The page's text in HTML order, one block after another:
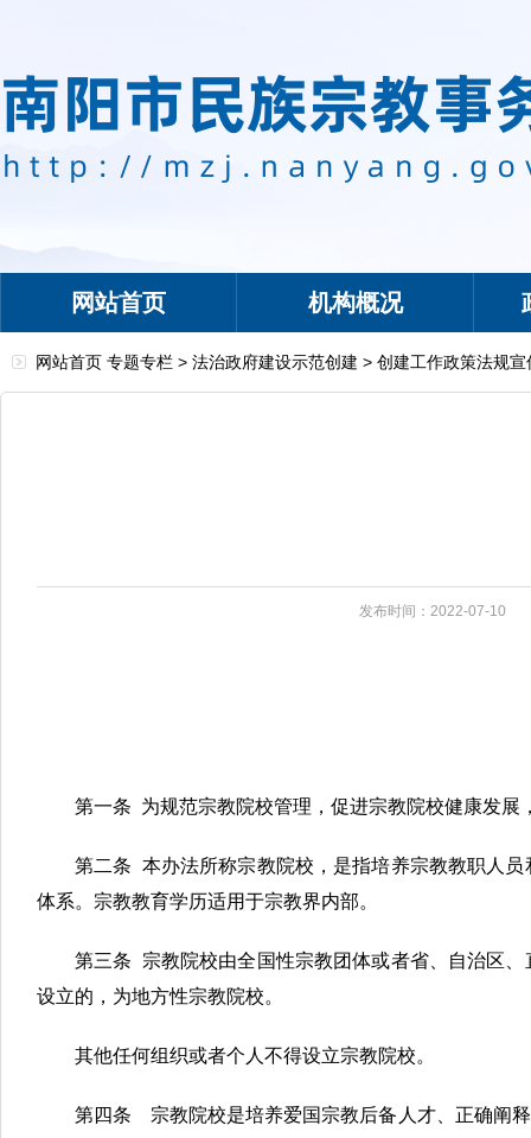
网站首页 机构概况
网站首页 专题专栏 > 法治政府建设示范创建 > 创建工作政策法规宣
发布时间：2022-07-10
第一条 为规范宗教院校管理，促进宗教院校健康发展
第二条 本办法所称宗教院校，是指培养宗教教职人
体系。宗教教育学历适用于宗教界内部。
第三条 宗教院校由全国性宗教团体或者省、自治区
设立的，为地方性宗教院校。
其他任何组织或者个人不得设立宗教院校。
第四条 宗教院校是培养爱国宗教后备人才、正确阐